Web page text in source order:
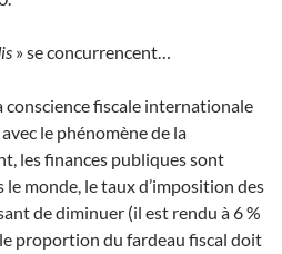
» se concurrencent…
conscience fiscale internationale
le phénomène de la
les finances publiques sont
monde, le taux d’imposition des
de diminuer (il est rendu à 6 %
proportion du fardeau fiscal doit